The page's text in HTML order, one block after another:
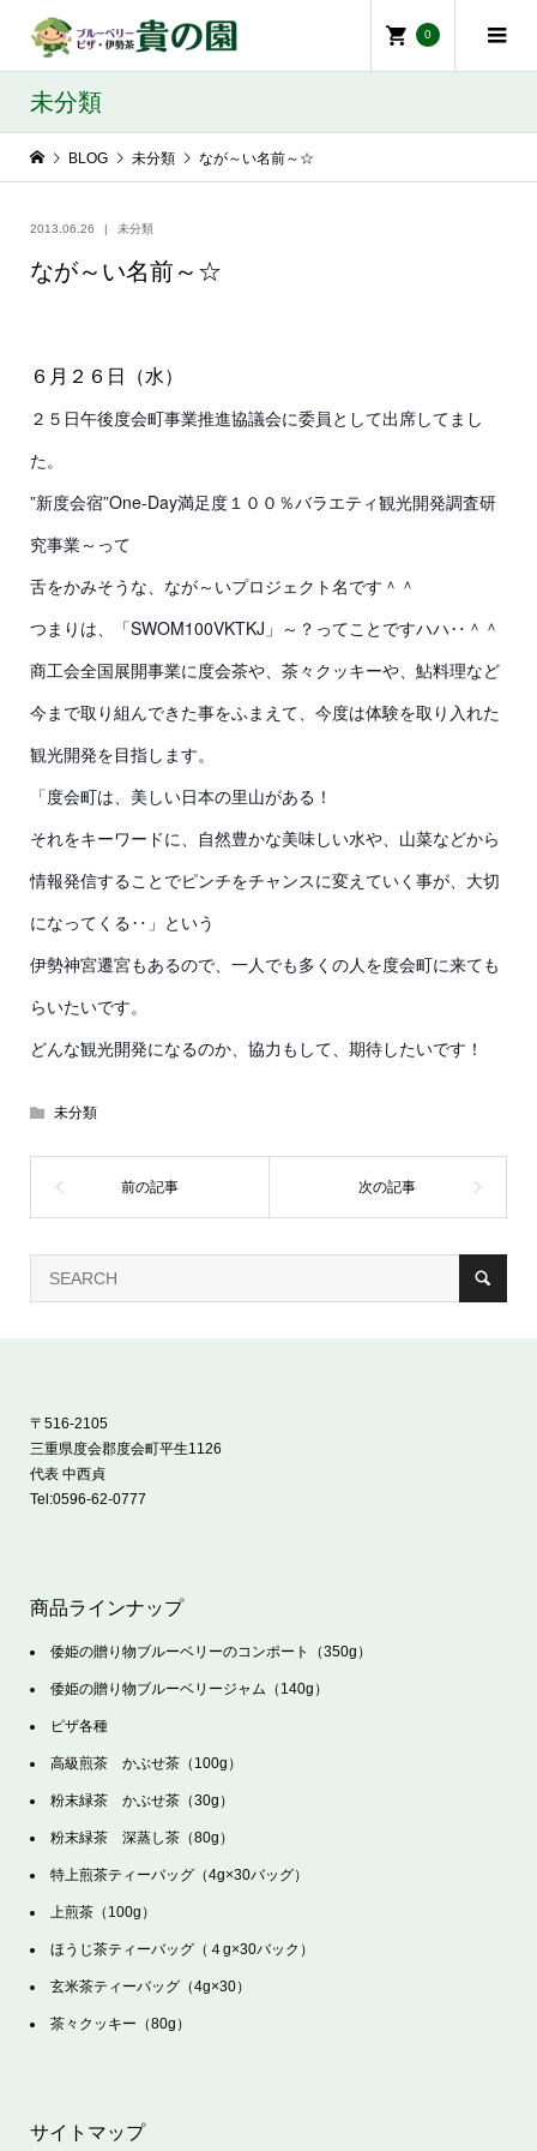
0
未分類
BLOG 未分類 なが～い名前～☆
2013.06.26 未分類
なが～い名前～☆
６月２６日（水）
２５日午後度会町事業推進協議会に委員として出席してまし
た。
”新度会宿”One-Day満足度１００％バラエティ観光開発調査研
究事業～って
舌をかみそうな、なが～いプロジェクト名です＾＾
つまりは、「SWOM100VKTKJ」～？ってことですハハ‥＾＾
商工会全国展開事業に度会茶や、茶々クッキーや、鮎料理など
今まで取り組んできた事をふまえて、今度は体験を取り入れた
観光開発を目指します。
「度会町は、美しい日本の里山がある！
それをキーワードに、自然豊かな美味しい水や、山菜などから
情報発信することでピンチをチャンスに変えていく事が、大切
になってくる‥」という
伊勢神宮遷宮もあるので、一人でも多くの人を度会町に来ても
らいたいです。
どんな観光開発になるのか、協力もして、期待したいです！
未分類
〒516-2105
三重県度会郡度会町平生1126
代表 中西貞
Tel:0596-62-0777
商品ラインナップ
倭姫の贈り物ブルーベリーのコンポート（350g）
倭姫の贈り物ブルーベリージャム（140g）
ピザ各種
高級煎茶 かぶせ茶（100g）
粉末緑茶 かぶせ茶（30g）
粉末緑茶 深蒸し茶（80g）
特上煎茶ティーバッグ（4g×30バッグ）
上煎茶（100g）
ほうじ茶ティーバッグ（４g×30バック）
玄米茶ティーバッグ（4g×30）
茶々クッキー（80g）
サイトマップ